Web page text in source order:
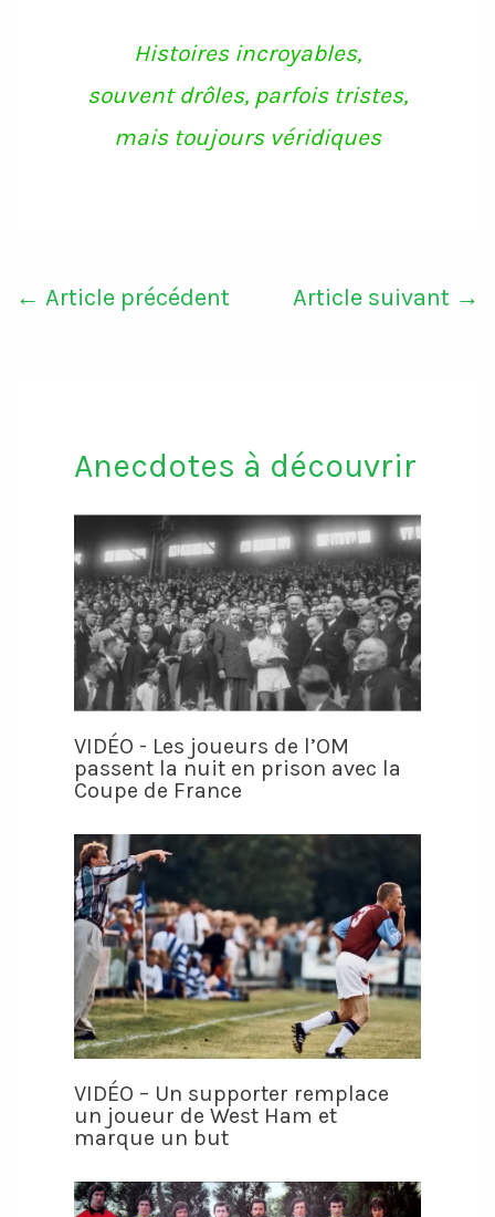
m
Histoires incroyables,
souvent drôles, parfois tristes,
mais toujours véridiques
← Article précédent Article suivant →
Anecdotes à découvrir
VIDÉO - Les joueurs de l’OM
passent la nuit en prison avec la
Coupe de France
VIDÉO – Un supporter remplace
un joueur de West Ham et
marque un but